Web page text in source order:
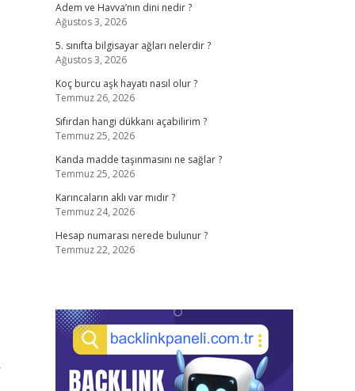
Adem ve Havva’nın dini nedir ?
Ağustos 3, 2026
5. sınıfta bilgisayar ağları nelerdir ?
Ağustos 3, 2026
Koç burcu aşk hayatı nasıl olur ?
Temmuz 26, 2026
Sıfırdan hangi dükkanı açabilirim ?
Temmuz 25, 2026
Kanda madde taşınmasını ne sağlar ?
Temmuz 25, 2026
Karıncaların aklı var mıdır ?
Temmuz 24, 2026
Hesap numarası nerede bulunur ?
Temmuz 22, 2026